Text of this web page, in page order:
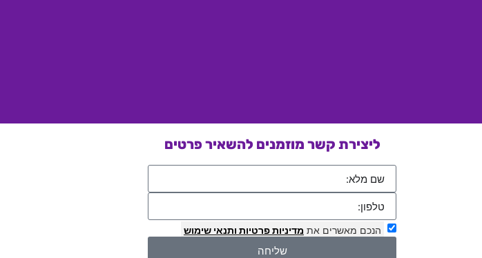
ליצירת קשר מוזמנים להשאיר פרטים
הנכם מאשרים את מדיניות פרטיות ותנאי שימוש
שליחה